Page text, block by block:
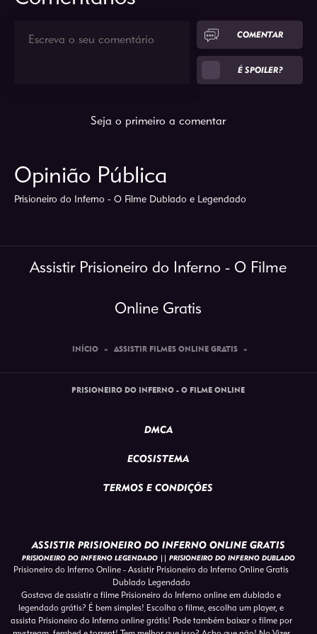
COMENTAR
É SPOILER?
Seja o primeiro a comentar
Opinião Pública
Prisioneiro do Inferno - O Filme Dublado e Legendado
Assistir Prisioneiro do Inferno - O Filme
Online Gratis
INÍCIO » ASSISTIR FILMES ONLINE GRATIS »
PRISIONEIRO DO INFERNO - O FILME ONLINE
DMCA
ECOSISTEMA
TERMOS E CONDIÇÕES
ASSISTIR PRISIONEIRO DO INFERNO ONLINE GRATIS
PRISIONEIRO DO INFERNO LEGENDADO || PRISIONEIRO DO INFERNO DUBLADO
Prisioneiro do Inferno Online - Assistir Prisioneiro do Inferno Online Gratis
Dublado Legendado
Gostava de assistir a filme Prisioneiro do Inferno online em dublado e
legendado grátis? É bem simples! Escolha o filme, escolha um player, e
assista Prisioneiro do Inferno online grátis! Pode também baixar o filme por